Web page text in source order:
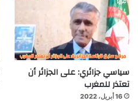
سياسي جزائري: على الجزائر أن
تعتذر للمغرب
16 أبريل، 2022